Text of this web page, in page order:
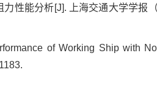
性能分析[J]. 上海交通大学学报
of Working Ship with